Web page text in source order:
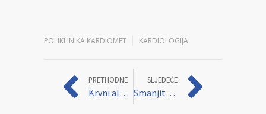
POLIKLINIKA KARDIOMET KARDIOLOGIJA
PRETHODNE
Krvni alarm – razotkrivanje rizika tromboembolije
SLJEDEĆE
Smanjite strah tako da kontrolirate ono što možete